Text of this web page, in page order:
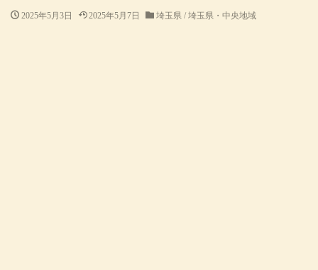
2025年5月3日 2025年5月7日 埼玉県 / 埼玉県・中央地域